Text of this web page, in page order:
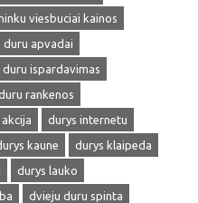
viesbuciai kainos
duru apvadai
duru ispardavimas
rankenos
durys internetu
kaune
durys klaipeda
durys lauko
dvieju duru spinta